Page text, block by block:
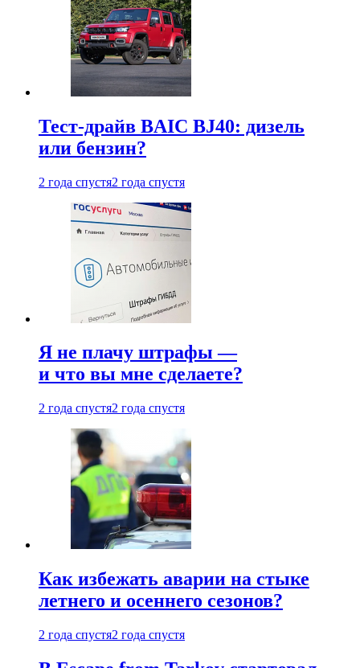
Тест-драйв BAIC BJ40: дизель
или бензин?
2 года спустя2 года спустя
Я не плачу штрафы —
и что вы мне сделаете?
2 года спустя2 года спустя
Как избежать аварии на стыке
летнего и осеннего сезонов?
2 года спустя2 года спустя